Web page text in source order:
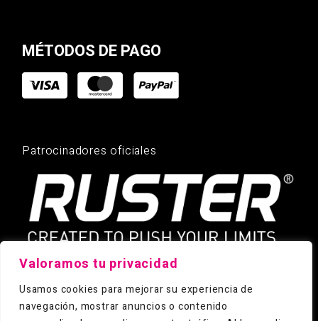
Valoramos tu privacidad
Usamos cookies para mejorar su experiencia de
navegación, mostrar anuncios o contenido
MÉTODOS DE PAGO
Patrocinadores oficiales